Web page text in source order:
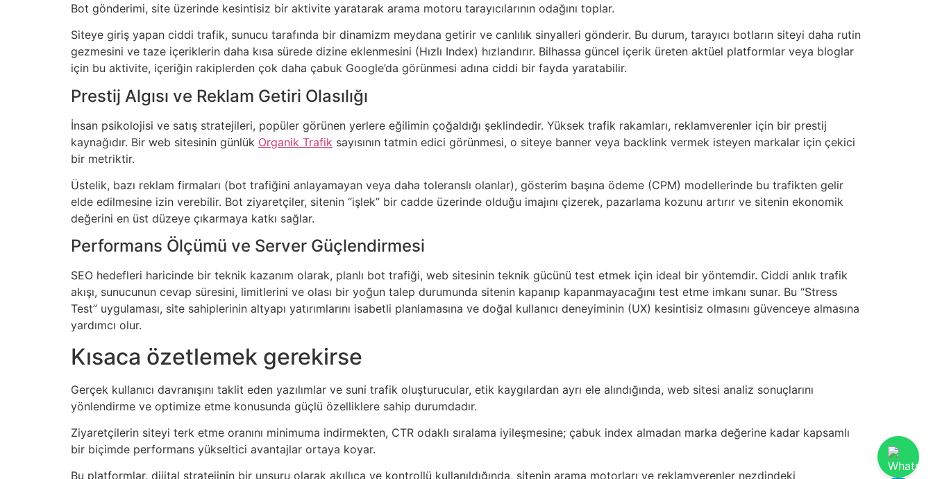
Bot gönderimi, site üzerinde kesintisiz bir aktivite yaratarak arama motoru tarayıcılarının odağını toplar.
Siteye giriş yapan ciddi trafik, sunucu tarafında bir dinamizm meydana getirir ve canlılık sinyalleri gönderir. Bu durum, tarayıcı botların siteyi daha rutin
gezmesini ve taze içeriklerin daha kısa sürede dizine eklenmesini (Hızlı Index) hızlandırır. Bilhassa güncel içerik üreten aktüel platformlar veya bloglar
için bu aktivite, içeriğin rakiplerden çok daha çabuk Google’da görünmesi adına ciddi bir fayda yaratabilir.
Prestij Algısı ve Reklam Getiri Olasılığı
İnsan psikolojisi ve satış stratejileri, popüler görünen yerlere eğilimin çoğaldığı şeklindedir. Yüksek trafik rakamları, reklamverenler için bir prestij
kaynağıdır. Bir web sitesinin günlük Organik Trafik sayısının tatmin edici görünmesi, o siteye banner veya backlink vermek isteyen markalar için çekici
bir metriktir.
Üstelik, bazı reklam firmaları (bot trafiğini anlayamayan veya daha toleranslı olanlar), gösterim başına ödeme (CPM) modellerinde bu trafikten gelir
elde edilmesine izin verebilir. Bot ziyaretçiler, sitenin “işlek” bir cadde üzerinde olduğu imajını çizerek, pazarlama kozunu artırır ve sitenin ekonomik
değerini en üst düzeye çıkarmaya katkı sağlar.
Performans Ölçümü ve Server Güçlendirmesi
SEO hedefleri haricinde bir teknik kazanım olarak, planlı bot trafiği, web sitesinin teknik gücünü test etmek için ideal bir yöntemdir. Ciddi anlık trafik
akışı, sunucunun cevap süresini, limitlerini ve olası bir yoğun talep durumunda sitenin kapanıp kapanmayacağını test etme imkanı sunar. Bu “Stress
Test” uygulaması, site sahiplerinin altyapı yatırımlarını isabetli planlamasına ve doğal kullanıcı deneyiminin (UX) kesintisiz olmasını güvenceye almasına
yardımcı olur.
Kısaca özetlemek gerekirse
Gerçek kullanıcı davranışını taklit eden yazılımlar ve suni trafik oluşturucular, etik kaygılardan ayrı ele alındığında, web sitesi analiz sonuçlarını
yönlendirme ve optimize etme konusunda güçlü özelliklere sahip durumdadır.
Ziyaretçilerin siteyi terk etme oranını minimuma indirmekten, CTR odaklı sıralama iyileşmesine; çabuk index almadan marka değerine kadar kapsamlı
bir biçimde performans yükseltici avantajlar ortaya koyar.
Bu platformlar, dijital stratejinin bir unsuru olarak akıllıca ve kontrollü kullanıldığında, sitenin arama motorları ve reklamverenler nezdindeki